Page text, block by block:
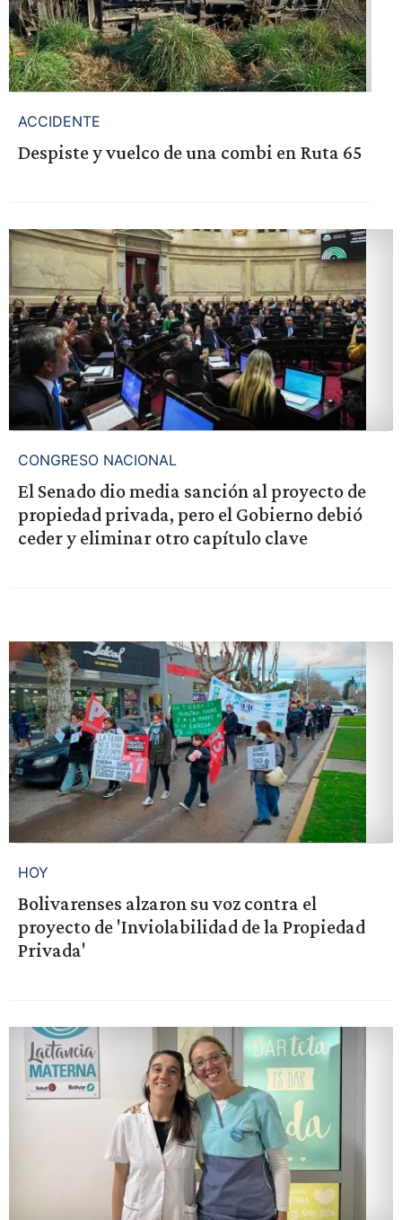
ACCIDENTE
Despiste y vuelco de una combi en Ruta 65
CONGRESO NACIONAL
El Senado dio media sanción al proyecto de
propiedad privada, pero el Gobierno debió
ceder y eliminar otro capítulo clave
HOY
Bolivarenses alzaron su voz contra el
proyecto de 'Inviolabilidad de la Propiedad
Privada'